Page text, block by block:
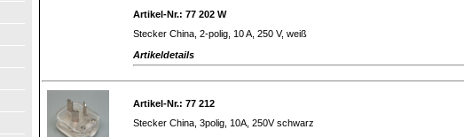
Artikel-Nr.: 77 202 W
Stecker China, 2-polig, 10 A, 250 V, weiß
Artikeldetails
Artikel-Nr.: 77 212
Stecker China, 3polig, 10A, 250V schwarz